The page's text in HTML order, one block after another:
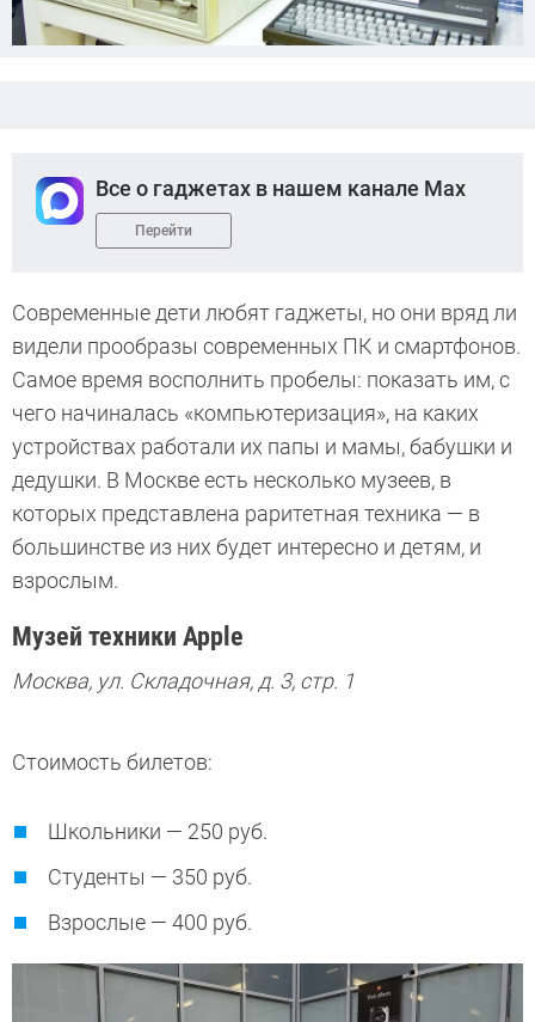
Все о гаджетах в нашем канале Max
Перейти
Современные дети любят гаджеты, но они вряд ли
видели прообразы современных ПК и смартфонов.
Самое время восполнить пробелы: показать им, с
чего начиналась «компьютеризация», на каких
устройствах работали их папы и мамы, бабушки и
дедушки. В Москве есть несколько музеев, в
которых представлена раритетная техника — в
большинстве из них будет интересно и детям, и
взрослым.
Музей техники Apple
Москва, ул. Складочная, д. 3, стр. 1
Стоимость билетов:
Школьники — 250 руб.
Студенты — 350 руб.
Взрослые — 400 руб.